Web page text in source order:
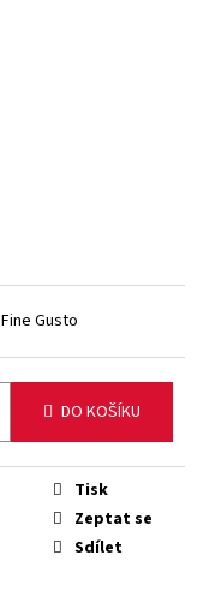
Fine Gusto
DO KOŠÍKU
Tisk
Zeptat se
Sdílet